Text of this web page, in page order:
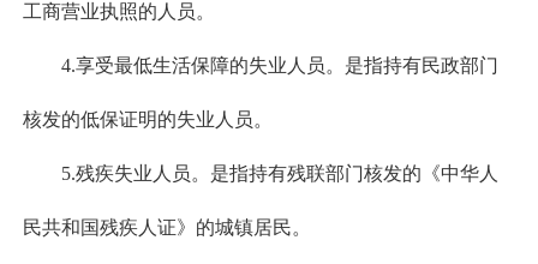
工商营业执照的人员。
4.享受最低生活保障的失业人员。是指持有民政部门
核发的低保证明的失业人员。
5.残疾失业人员。是指持有残联部门核发的《中华人
民共和国残疾人证》的城镇居民。